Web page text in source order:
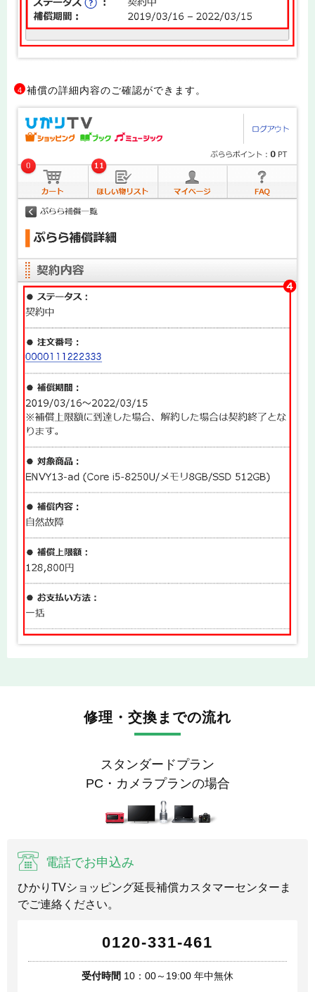
4 補償の詳細内容のご確認ができます。
修理・交換までの流れ
スタンダードプラン
PC・カメラプランの場合
電話でお申込み
ひかりTVショッピング延長補償カスタマーセンターま
でご連絡ください。
0120-331-461
受付時間 10：00～19:00 年中無休